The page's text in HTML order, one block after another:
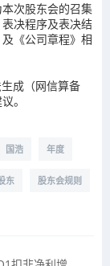
次股东会的召集
决程序及表决结
《公司章程》相
成（网信算备
。
国浩 年度
东 股东会规则